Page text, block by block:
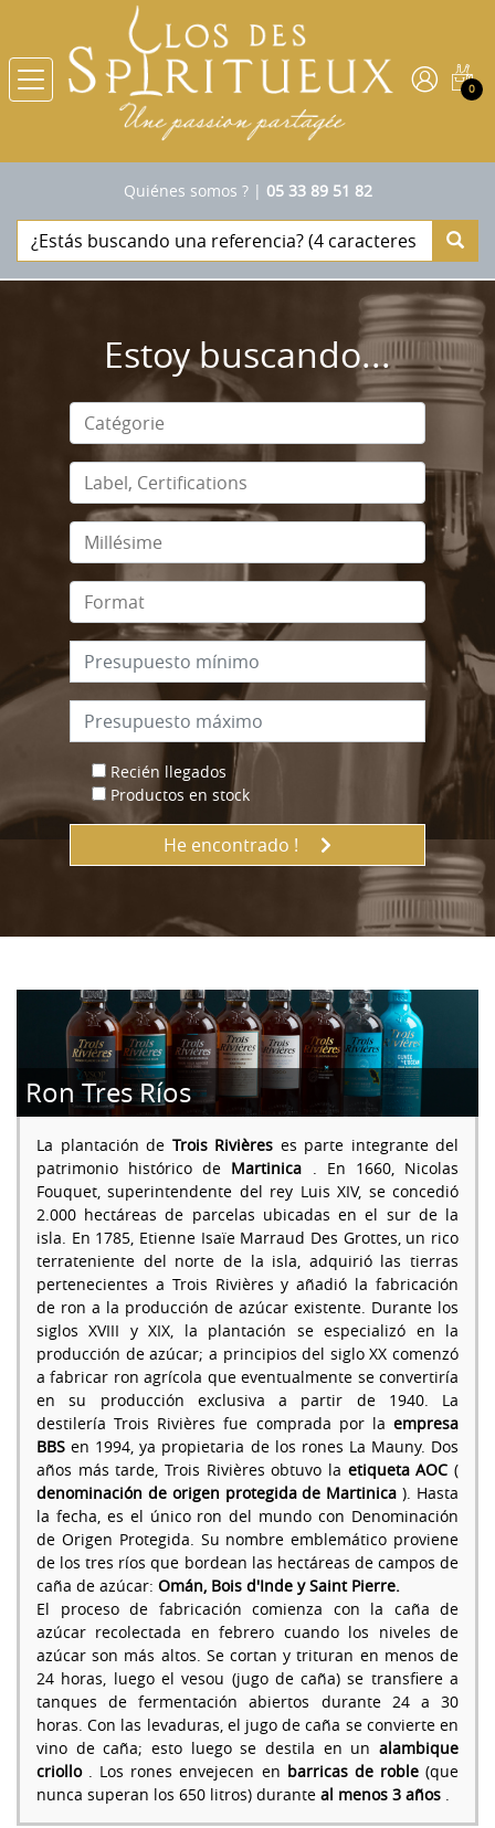
0
Quiénes somos ?| 05 33 89 51 82
Estoy buscando...
Recién llegados
Productos en stock
He encontrado !
Ron Tres Ríos
La plantación de Trois Rivières es parte integrante del
patrimonio histórico de Martinica . En 1660, Nicolas
Fouquet, superintendente del rey Luis XIV, se concedió
2.000 hectáreas de parcelas ubicadas en el sur de la
isla. En 1785, Etienne Isaïe Marraud Des Grottes, un rico
terrateniente del norte de la isla, adquirió las tierras
pertenecientes a Trois Rivières y añadió la fabricación
de ron a la producción de azúcar existente. Durante los
siglos XVIII y XIX, la plantación se especializó en la
producción de azúcar; a principios del siglo XX comenzó
a fabricar ron agrícola que eventualmente se convertiría
en su producción exclusiva a partir de 1940. La
destilería Trois Rivières fue comprada por la empresa
BBS en 1994, ya propietaria de los rones La Mauny. Dos
años más tarde, Trois Rivières obtuvo la etiqueta AOC (
denominación de origen protegida de Martinica ). Hasta
la fecha, es el único ron del mundo con Denominación
de Origen Protegida. Su nombre emblemático proviene
de los tres ríos que bordean las hectáreas de campos de
caña de azúcar: Omán, Bois d'Inde y Saint Pierre.
El proceso de fabricación comienza con la caña de
azúcar recolectada en febrero cuando los niveles de
azúcar son más altos. Se cortan y trituran en menos de
24 horas, luego el vesou (jugo de caña) se transfiere a
tanques de fermentación abiertos durante 24 a 30
horas. Con las levaduras, el jugo de caña se convierte en
vino de caña; esto luego se destila en un alambique
criollo. Los rones envejecen en barricas de roble(que
nunca superan los 650 litros) durante al menos 3 años .